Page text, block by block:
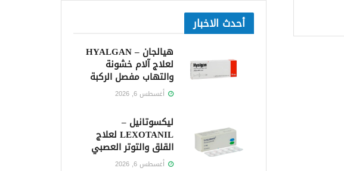
أحدث الاخبار
هيالجان – HYALGAN
لعلاج آلام خشونة
والتهاب مفصل الركبة
أغسطس 6, 2026
ليكسوتانيل –
LEXOTANIL لعلاج
القلق والتوتر العصبي
أغسطس 6, 2026